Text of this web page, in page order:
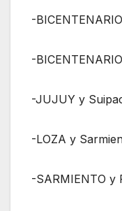
-
-
-JUJUY y
-LOZA y
-SARMIENTO y